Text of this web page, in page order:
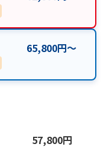
65,800円〜
57,800円